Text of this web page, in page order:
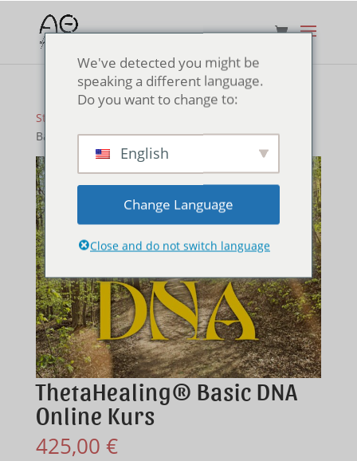
Startseite
Basic DNA Online Kurs
ThetaHealing® Basic DNA
Online Kurs
425,00 €
We've detected you might be
speaking a different language.
Do you want to change to:
English
Change Language
Close and do not switch language